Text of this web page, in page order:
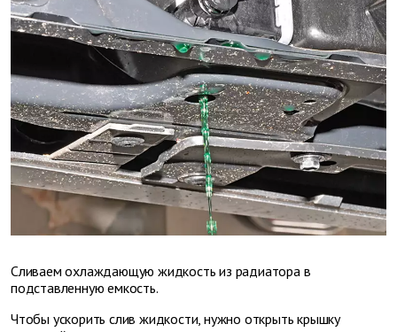
Cливаем охлаждающую жидкость из радиатора в
подставленную емкость.
Чтобы ускорить слив жидкости, нужно открыть крышку